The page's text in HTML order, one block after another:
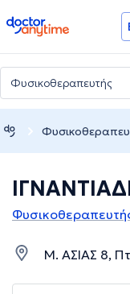
doctoranytime
Μ. ΑΣΙΑΣ 8,